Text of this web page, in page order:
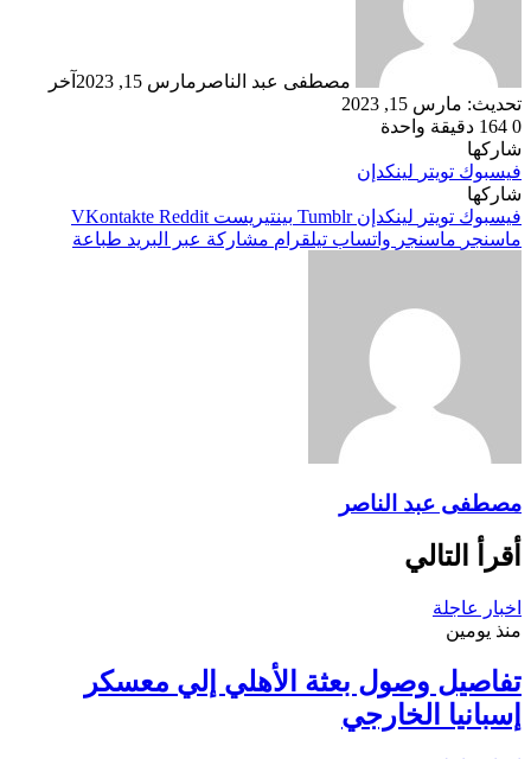
مصطفى عبد الناصر مارس 15, 2023
آخر
تحديث: مارس 15, 2023
0
دقيقة واحدة
شاركها
فيسبوك تويتر لينكدإن
شاركها
فيسبوك تويتر لينكدإن بينتيريست
ماسنجر ماسنجر واتساب تيلقرام مشاركة عبر البريد طباعة
مصطفى عبد الناصر
أقرأ التالي
اخبار عاجلة
منذ يومين
تفاصيل وصول بعثة الأهلي إلي معسكر
إسبانيا الخارجي